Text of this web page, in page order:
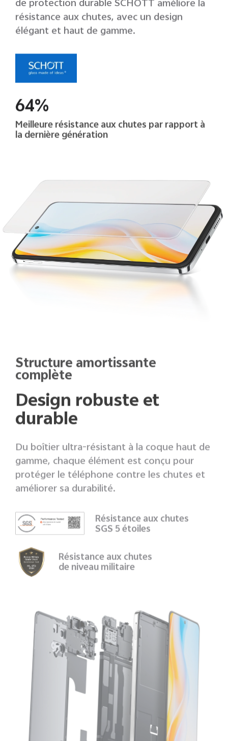
de protection durable SCHOTT améliore la
résistance aux chutes, avec un design
élégant et haut de gamme.
64%
Meilleure résistance aux chutes par rapport à
la dernière génération
Structure amortissante
complète
Design robuste et
durable
Du boîtier ultra-résistant à la coque haut de
gamme, chaque élément est conçu pour
protéger le téléphone contre les chutes et
améliorer sa durabilité.
Résistance aux chutes
SGS 5 étoiles
Résistance aux chutes
de niveau militaire